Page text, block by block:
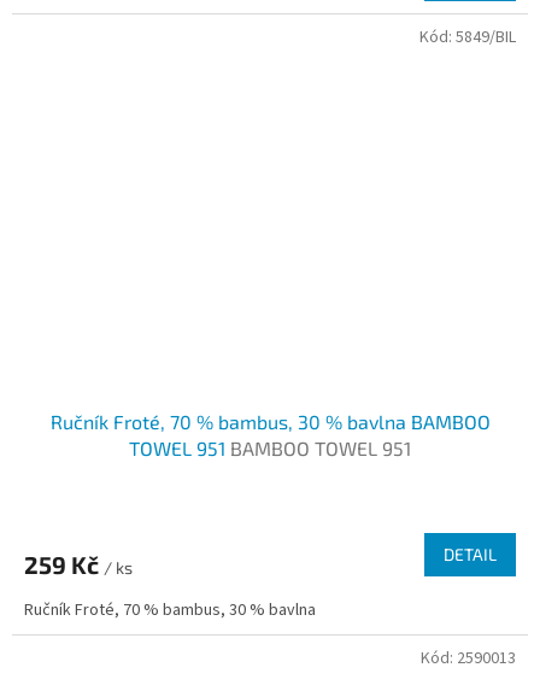
Ručník Froté, 70 % bambus, 30 % bavlna BAMBOO
TOWEL 951 BAMBOO TOWEL 951
je
z
5
259 Kč / ks
DETAIL
Ručník Froté, 70 % bambus, 30 % bavlna
Kód: 5849/BIL
Kód: 2590013